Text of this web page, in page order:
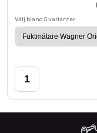
Välj bland 5 varianter: